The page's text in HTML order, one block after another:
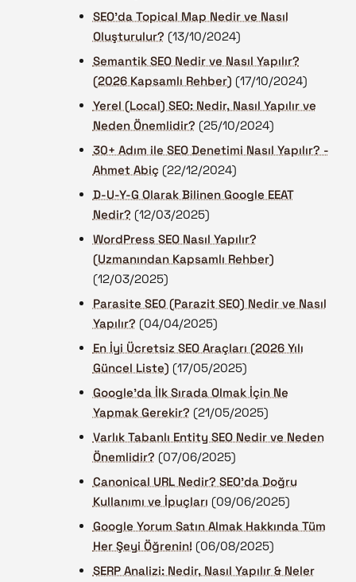
SEO'da Topical Map Nedir ve Nasıl
Oluşturulur? (13/10/2024)
Semantik SEO Nedir ve Nasıl Yapılır?
(2026 Kapsamlı Rehber) (17/10/2024)
Yerel (Local) SEO: Nedir, Nasıl Yapılır ve
Neden Önemlidir? (25/10/2024)
30+ Adım ile SEO Denetimi Nasıl Yapılır? -
Ahmet Abiç (22/12/2024)
D-U-Y-G Olarak Bilinen Google EEAT
Nedir? (12/03/2025)
WordPress SEO Nasıl Yapılır?
(Uzmanından Kapsamlı Rehber)
(12/03/2025)
Parasite SEO (Parazit SEO) Nedir ve Nasıl
Yapılır? (04/04/2025)
En İyi Ücretsiz SEO Araçları (2026 Yılı
Güncel Liste) (17/05/2025)
Google'da İlk Sırada Olmak İçin Ne
Yapmak Gerekir? (21/05/2025)
Varlık Tabanlı Entity SEO Nedir ve Neden
Önemlidir? (07/06/2025)
Canonical URL Nedir? SEO'da Doğru
Kullanımı ve İpuçları (09/06/2025)
Google Yorum Satın Almak Hakkında Tüm
Her Şeyi Öğrenin! (06/08/2025)
SERP Analizi: Nedir, Nasıl Yapılır & Neler